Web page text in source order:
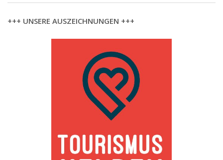
+++ UNSERE AUSZEICHNUNGEN +++